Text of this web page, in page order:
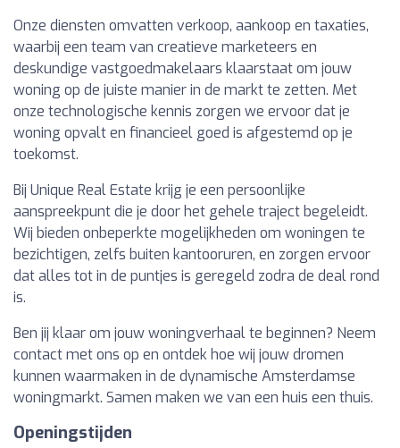
Onze diensten omvatten verkoop, aankoop en taxaties,
waarbij een team van creatieve marketeers en
deskundige vastgoedmakelaars klaarstaat om jouw
woning op de juiste manier in de markt te zetten. Met
onze technologische kennis zorgen we ervoor dat je
woning opvalt en financieel goed is afgestemd op je
toekomst.
Bij Unique Real Estate krijg je een persoonlijke
aanspreekpunt die je door het gehele traject begeleidt.
Wij bieden onbeperkte mogelijkheden om woningen te
bezichtigen, zelfs buiten kantooruren, en zorgen ervoor
dat alles tot in de puntjes is geregeld zodra de deal rond
is.
Ben jij klaar om jouw woningverhaal te beginnen? Neem
contact met ons op en ontdek hoe wij jouw dromen
kunnen waarmaken in de dynamische Amsterdamse
woningmarkt. Samen maken we van een huis een thuis.
Openingstijden